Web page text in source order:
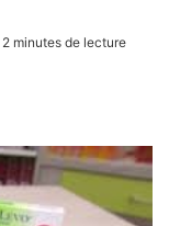
2 minutes de lecture